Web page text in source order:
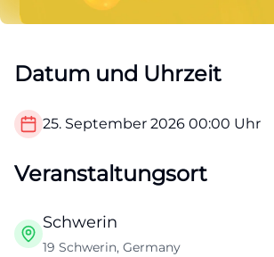
Datum und Uhrzeit
25. September 2026 00:00 Uhr
Veranstaltungsort
Schwerin
19 Schwerin, Germany